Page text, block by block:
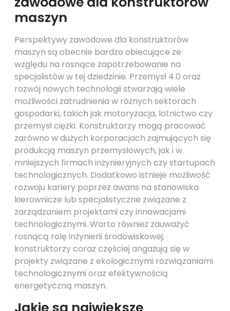
maszyn
Perspektywy zawodowe dla konstruktorów
maszyn są obecnie bardzo obiecujące ze
względu na rosnące zapotrzebowanie na
specjalistów w tej dziedzinie. Przemysł 4.0 oraz
rozwój nowych technologii stwarzają wiele
możliwości zatrudnienia w różnych sektorach
gospodarki, takich jak motoryzacja, lotnictwo czy
przemysł ciężki. Konstruktorzy mogą pracować
zarówno w dużych korporacjach zajmujących się
produkcją maszyn przemysłowych, jak i w
mniejszych firmach inżynieryjnych czy startupach
technologicznych. Dodatkowo istnieje możliwość
rozwoju kariery poprzez awans na stanowiska
kierownicze lub specjalistyczne związane z
zarządzaniem projektami czy innowacjami
technologicznymi. Warto również zauważyć
rosnącą rolę inżynierii środowiskowej;
konstruktorzy coraz częściej angażują się w
projekty związane z ekologicznymi rozwiązaniami
technologicznymi oraz efektywnością
energetyczną maszyn.